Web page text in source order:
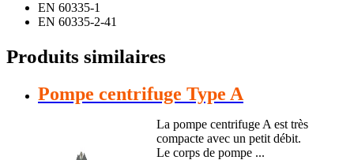
EN 60335-1
EN 60335-2-41
Produits similaires
Pompe centrifuge Type A
La pompe centrifuge A est très
compacte avec un petit débit.
Le corps de pompe ...